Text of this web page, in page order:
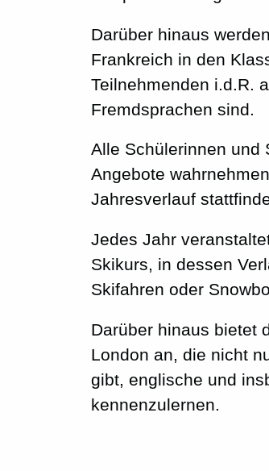
Darüber hinaus
Frankreich in den
Teilnehmenden i.d.R.
Fremdsprachen sind.
Alle Schülerinnen und
Angebote
Jahresverlauf
Jedes Jahr
Skikurs, in dessen
Skifahren oder
Darüber hinaus bietet
London an, die nicht
gibt, englische und
kennenzulernen.